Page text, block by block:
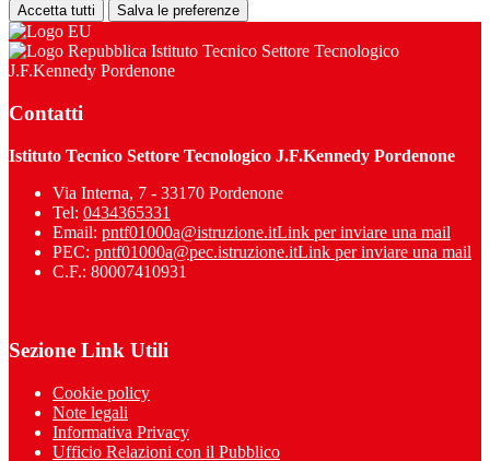
Accetta tutti Salva le preferenze
Istituto Tecnico Settore Tecnologico
J.F.Kennedy Pordenone
Contatti
Istituto Tecnico Settore Tecnologico J.F.Kennedy Pordenone
Via Interna, 7 - 33170 Pordenone
Tel: 0434365331
Email: pntf01000a@istruzione.itLink per inviare una mail
PEC: pntf01000a@pec.istruzione.itLink per inviare una mail
C.F.: 80007410931
Sezione Link Utili
Cookie policy
Note legali
Informativa Privacy
Ufficio Relazioni con il Pubblico